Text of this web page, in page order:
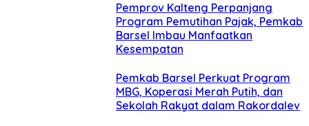
Pemprov Kalteng Perpanjang
Program Pemutihan Pajak, Pemkab
Barsel Imbau Manfaatkan
Kesempatan
Pemkab Barsel Perkuat Program
MBG, Koperasi Merah Putih, dan
Sekolah Rakyat dalam Rakordalev